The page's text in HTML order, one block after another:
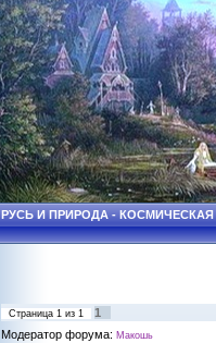
РУСЬ И ПРИРОДА - КОСМИЧЕСКАЯ
Страница 1 из 1
1
Модератор форума: Макошь